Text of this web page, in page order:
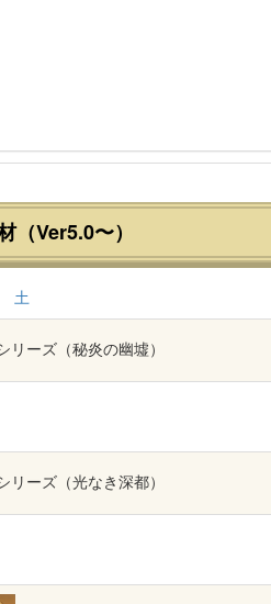
（Ver5.0〜）
土
リーズ（秘炎の幽墟）
リーズ（光なき深都）